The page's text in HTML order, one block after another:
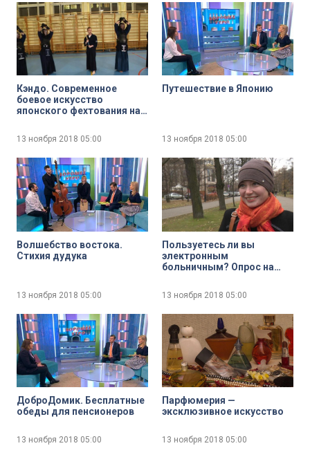
Кэндо. Современное
боевое искусство
японского фехтования на
13 ноября 2018 05:00
Путешествие в Японию
13 ноября 2018 05:00
Волшебство востока.
Стихия дудука
13 ноября 2018 05:00
Пользуетесь ли вы
электронным
больничным? Опрос на
13 ноября 2018 05:00
ДоброДомик. Бесплатные
обеды для пенсионеров
13 ноября 2018 05:00
Парфюмерия —
эксклюзивное искусство
13 ноября 2018 05:00